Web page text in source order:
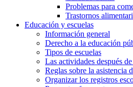
Problemas para
Trastornos
Educación y escuelas
Información general
Derecho a la educación
Tipos de escuelas
Las actividades después de
Reglas sobre la asistencia
Organizar los registros